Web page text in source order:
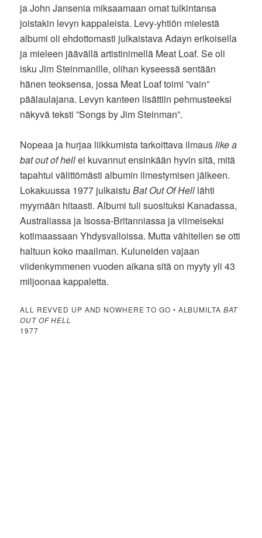
ja John Jansenia miksaamaan omat tulkintansa
joistakin levyn kappaleista. Levy-yhtiön mielestä
albumi oli ehdottomasti julkaistava Adayn erikoisella
ja mieleen jäävällä artistinimellä Meat Loaf. Se oli
isku Jim Steinmanille, olihan kyseessä sentään
hänen teoksensa, jossa Meat Loaf toimi ”vain”
päälaulajana. Levyn kanteen lisättiin pehmusteeksi
näkyvä teksti ”Songs by Jim Steinman”.
Nopeaa ja hurjaa liikkumista tarkoittava ilmauslike a
bat out of hellei kuvannut ensinkään hyvin sitä, mitä
tapahtui välittömästi albumin ilmestymisen jälkeen.
Lokakuussa 1977 julkaistuBat Out Of Hell lähti
myymään hitaasti. Albumi tuli suosituksi Kanadassa,
Australiassa ja Isossa-Britanniassa ja viimeiseksi
kotimaassaan Yhdysvalloissa. Mutta vähitellen se otti
haltuun koko maailman. Kuluneiden vajaan
viidenkymmenen vuoden aikana sitä on myyty yli 43
miljoonaa kappaletta.
ALL REVVED UP AND NOWHERE TO GO • ALBUMILTA BAT
OUT OF HELL
1977